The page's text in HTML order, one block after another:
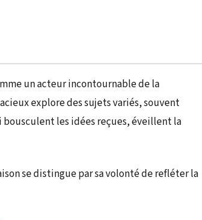
un acteur incontournable de la
explore des sujets variés, souvent
les idées reçues, éveillent la
se distingue par sa volonté de refléter la